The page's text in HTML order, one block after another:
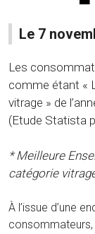
Le 7
Les
comme étant «
vitrage » de
(Etude Statista
* Meilleure
catégorie
À l’issue d’une
consommateurs,